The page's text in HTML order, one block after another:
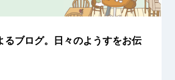
ブログ。
日々のようすをお伝